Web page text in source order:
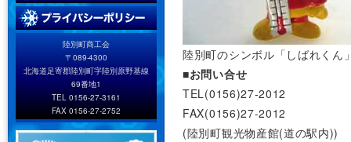
陸別町商工会
〒089-4300
北海道足寄郡陸別町字陸別原野基線
69番地1
TEL 0156-27-3161
FAX 0156-27-2752
陸別町のシンボル「しばれくん
■お問い合せ
TEL(0156)27-2012
FAX(0156)27-2012
(陸別町観光物産館(道の駅内))